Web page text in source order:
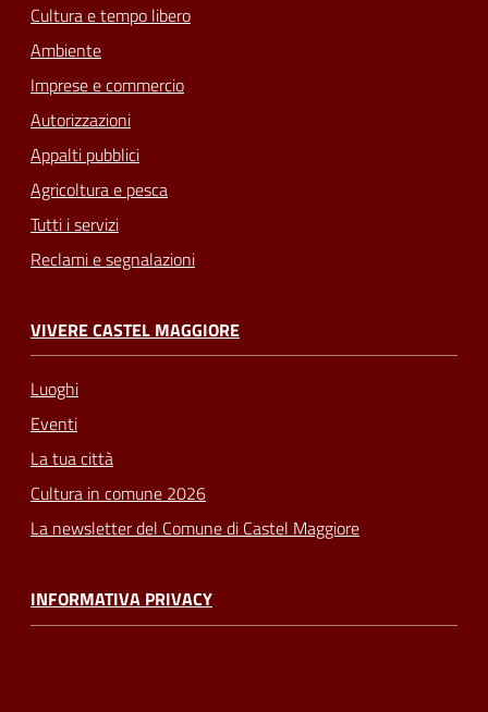
Cultura e tempo libero
Ambiente
Imprese e commercio
Autorizzazioni
Appalti pubblici
Agricoltura e pesca
Tutti i servizi
Reclami e segnalazioni
VIVERE CASTEL MAGGIORE
Luoghi
Eventi
La tua città
Cultura in comune 2026
La newsletter del Comune di Castel Maggiore
INFORMATIVA PRIVACY